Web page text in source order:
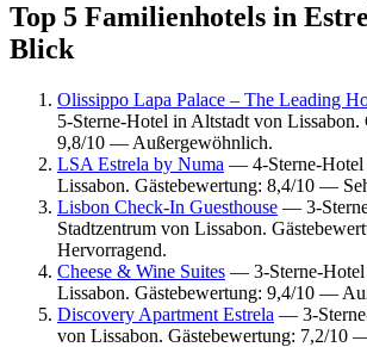
Top 5 Familienhotels in
Blick
Olissippo Lapa Palace – The Leading
5-Sterne-Hotel in Altstadt von Lissabon.
9,8/10 — Außergewöhnlich.
LSA Estrela by Numa — 4-Sterne-Hotel
Lissabon. Gästebewertung: 8,4/10 —
Lisbon Check-In Guesthouse — 3-
Stadtzentrum von Lissabon.
Hervorragend.
Cheese & Wine Suites — 3-Sterne-Hotel
Lissabon. Gästebewertung: 9,4/10 —
Discovery Apartment Estrela — 3-
von Lissabon. Gästebewertung: 7,2/10